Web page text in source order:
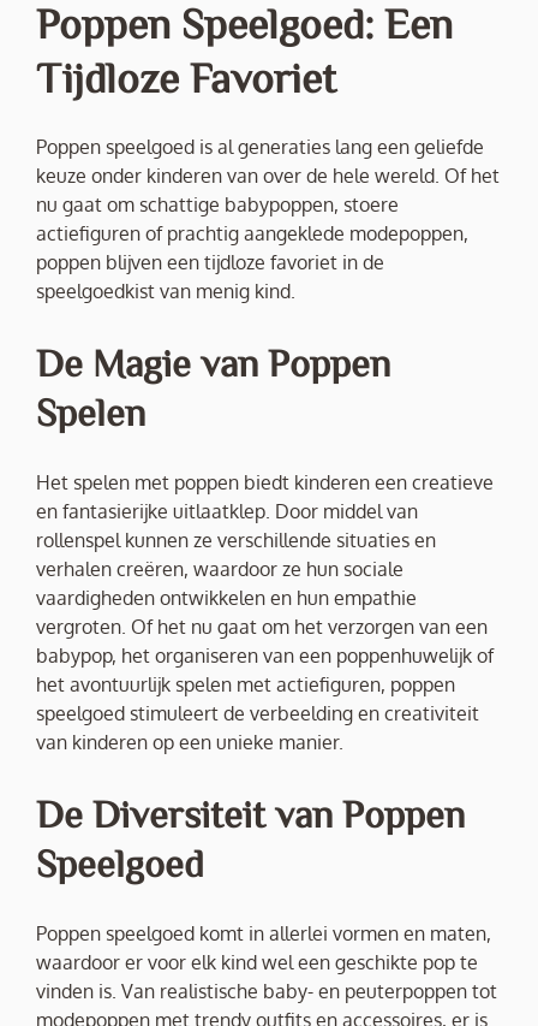
Poppen Speelgoed: Een
Tijdloze Favoriet
Poppen speelgoed is al generaties lang een geliefde
keuze onder kinderen van over de hele wereld. Of het
nu gaat om schattige babypoppen, stoere
actiefiguren of prachtig aangeklede modepoppen,
poppen blijven een tijdloze favoriet in de
speelgoedkist van menig kind.
De Magie van Poppen
Spelen
Het spelen met poppen biedt kinderen een creatieve
en fantasierijke uitlaatklep. Door middel van
rollenspel kunnen ze verschillende situaties en
verhalen creëren, waardoor ze hun sociale
vaardigheden ontwikkelen en hun empathie
vergroten. Of het nu gaat om het verzorgen van een
babypop, het organiseren van een poppenhuwelijk of
het avontuurlijk spelen met actiefiguren, poppen
speelgoed stimuleert de verbeelding en creativiteit
van kinderen op een unieke manier.
De Diversiteit van Poppen
Speelgoed
Poppen speelgoed komt in allerlei vormen en maten,
waardoor er voor elk kind wel een geschikte pop te
vinden is. Van realistische baby- en peuterpoppen tot
modepoppen met trendy outfits en accessoires, er is